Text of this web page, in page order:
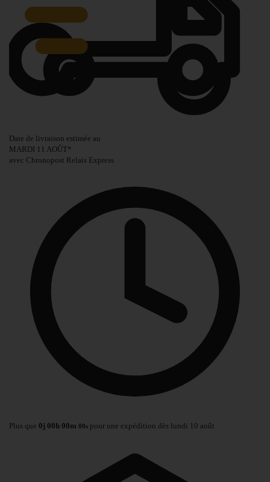
Date de livraison estimée au
MARDI 11 AOÛT*
avec Chronopost Relais Express
Plus que 0j 00h 00m 00s pour une expédition dès lundi 10 août